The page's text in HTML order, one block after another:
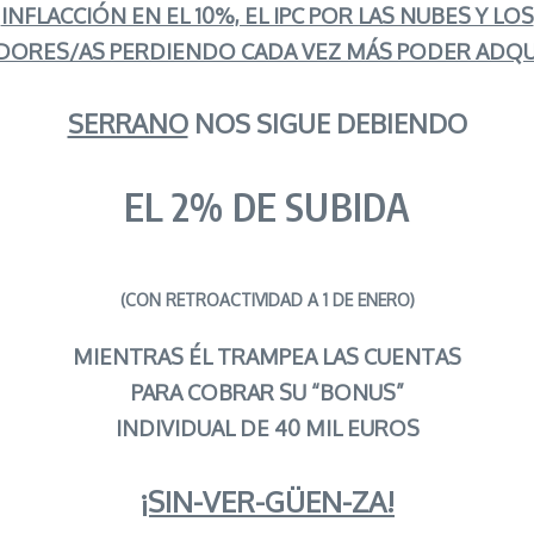
INFLACCIÓN EN EL 10%, EL IPC POR LAS NUBES Y LOS
AS PERDIENDO CADA VEZ MÁS PODER
SERRANONOS SIGUE DEBIENDO
EL 2% DE SUBIDA
(CON RETROACTIVIDAD A 1 DE ENERO)
MIENTRAS ÉL TRAMPEA LAS CUENTAS
PARA COBRAR SU “BONUS”
INDIVIDUAL DE 40 MIL EUROS
¡SIN-VER-GÜEN-ZA!